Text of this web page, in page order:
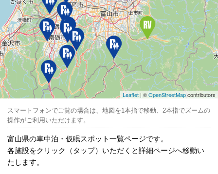
Leaflet | ©OpenStreetMapcontributors
スマートフォンでご覧の場合は、地図を1本指で移動、2本指でズームの
操作がご利用いただけます。
富山県の車中泊・仮眠スポット一覧ページです。
各施設をクリック（タップ）いただくと詳細ページへ移動い
たします。